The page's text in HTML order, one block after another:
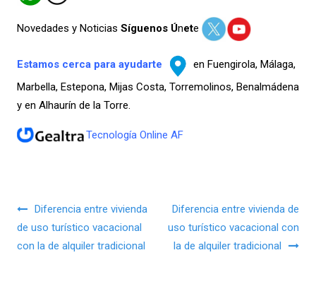
Novedades y Noticias Síguenos Únete
Estamos cerca para ayudarte
en Fuengirola, Málaga,
Marbella, Estepona, Mijas Costa, Torremolinos, Benalmádena
y en Alhaurín de la Torre.
Tecnología Online AF
Navegación de entradas
Diferencia entre vivienda
de uso turístico vacacional
con la de alquiler tradicional
Diferencia entre vivienda de
uso turístico vacacional con
la de alquiler tradicional